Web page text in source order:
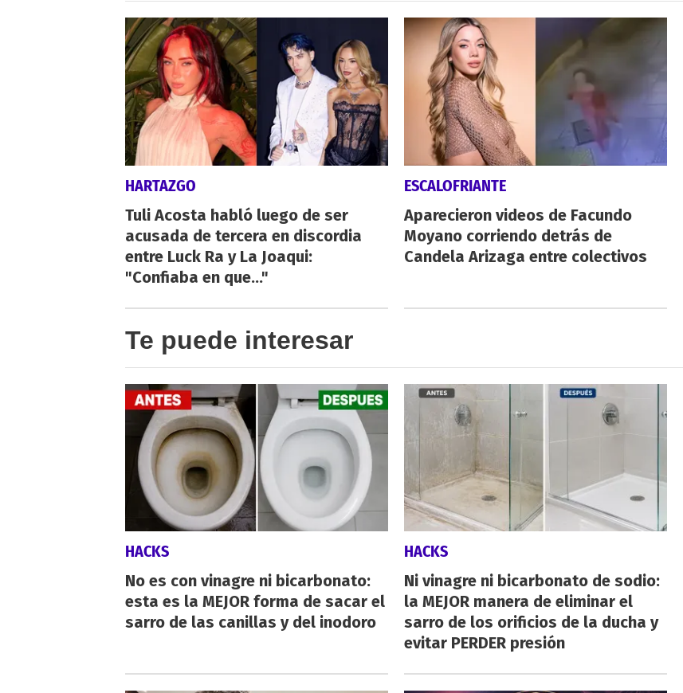
HARTAZGO
Tuli Acosta habló luego de ser
acusada de tercera en discordia
entre Luck Ra y La Joaqui:
"Confiaba en que..."
ESCALOFRIANTE
Aparecieron videos de Facundo
Moyano corriendo detrás de
Candela Arizaga entre colectivos
Te puede interesar
HACKS
No es con vinagre ni bicarbonato:
esta es la MEJOR forma de sacar el
sarro de las canillas y del inodoro
HACKS
Ni vinagre ni bicarbonato de sodio:
la MEJOR manera de eliminar el
sarro de los orificios de la ducha y
evitar PERDER presión